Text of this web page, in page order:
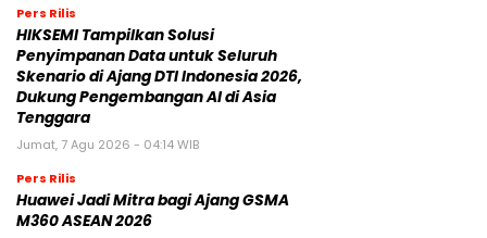
Pers Rilis
HIKSEMI Tampilkan Solusi
Penyimpanan Data untuk Seluruh
Skenario di Ajang DTI Indonesia 2026,
Dukung Pengembangan AI di Asia
Tenggara
Jumat, 7 Agu 2026 - 04:14 WIB
Pers Rilis
Huawei Jadi Mitra bagi Ajang GSMA
M360 ASEAN 2026